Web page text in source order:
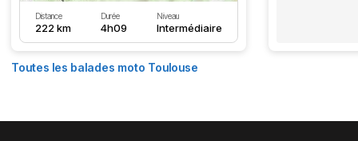
Distance
222 km
Durée
4h09
Niveau
Intermédiaire
Toutes les balades moto Toulouse